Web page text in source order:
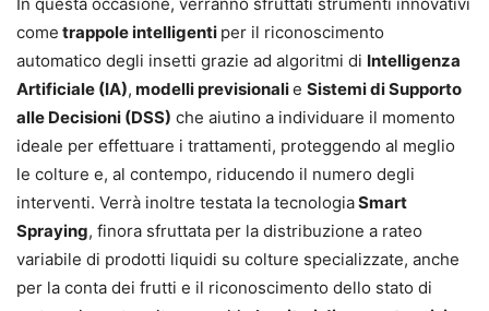
come trappole intelligenti per il riconoscimento
automatico degli insetti grazie ad algoritmi di Intelligenza
Artificiale (IA), modelli previsionalie Sistemi di Supporto
alle Decisioni (DSS) che aiutino a individuare il momento
ideale per effettuare i trattamenti, proteggendo al meglio
le colture e, al contempo, riducendo il numero degli
interventi. Verrà inoltre testata la tecnologiaSmart
Spraying, finora sfruttata per la distribuzione a rateo
variabile di prodotti liquidi su colture specializzate, anche
per la conta dei frutti e il riconoscimento dello stato di